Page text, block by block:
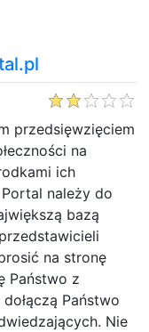
przedsięwzięciem
na
ich
należy do
bazą
na stronę
Państwo z
Państwo
Nie